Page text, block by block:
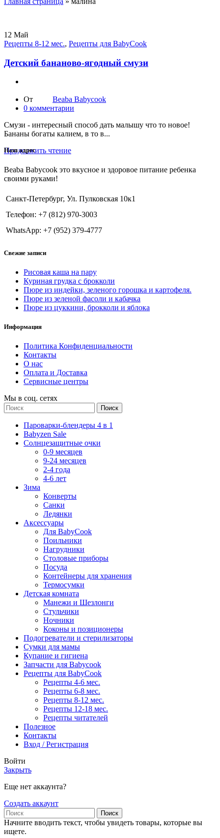
12 Май
Рецепты 8-12 мес., Рецепты для BabyCook
Детский бананово-ягодный смузи
От
Beaba Babycook
0 комментарии
Смузи - интересный способ дать малышу что то новое!
Бананы богаты калием, в то в...
Продолжить чтение
Наш адрес
Beaba Babycook это вкусное и здоровое питание ребенка
своими руками!
Санкт-Петербург, Ул. Пулковская 10к1
Телефон: +7 (812) 970-3003
WhatsApp: +7 (952) 379-4777
Свежие записи
Рисовая каша на пару
Куриная грудка с брокколи
Пюре из индейки, зеленого горошка и картофеля.
Пюре из зеленой фасоли и кабачка
Пюре из цуккини, брокколи и яблока
Информация
Политика Конфиденциальности
Контакты
О нас
Оплата и Доставка
Сервисные центры
Мы в соц. сетях
Поиск
Пароварки-блендеры 4 в 1
Babyzen Sale
Солнцезащитные очки
0-9 месяцев
9-24 месяцев
2-4 года
4-6 лет
Зима
Конверты
Санки
Ледянки
Аксессуары
Для BabyCook
Поильники
Нагрудники
Столовые приборы
Посуда
Контейнеры для хранения
Термосумки
Детская комната
Манежи и Шезлонги
Стульчики
Ночники
Коконы и позиционеры
Подогреватели и стерилизаторы
Сумки для мамы
Купание и гигиена
Запчасти для Babycook
Рецепты для BabyCook
Рецепты 4-6 мес.
Рецепты 6-8 мес.
Рецепты 8-12 мес.
Рецепты 12-18 мес.
Рецепты читателей
Полезное
Контакты
Вход / Регистрация
Войти
Закрыть
Еще нет аккаунта?
Создать аккаунт
Поиск
Начните вводить текст, чтобы увидеть товары, которые вы
ищете.